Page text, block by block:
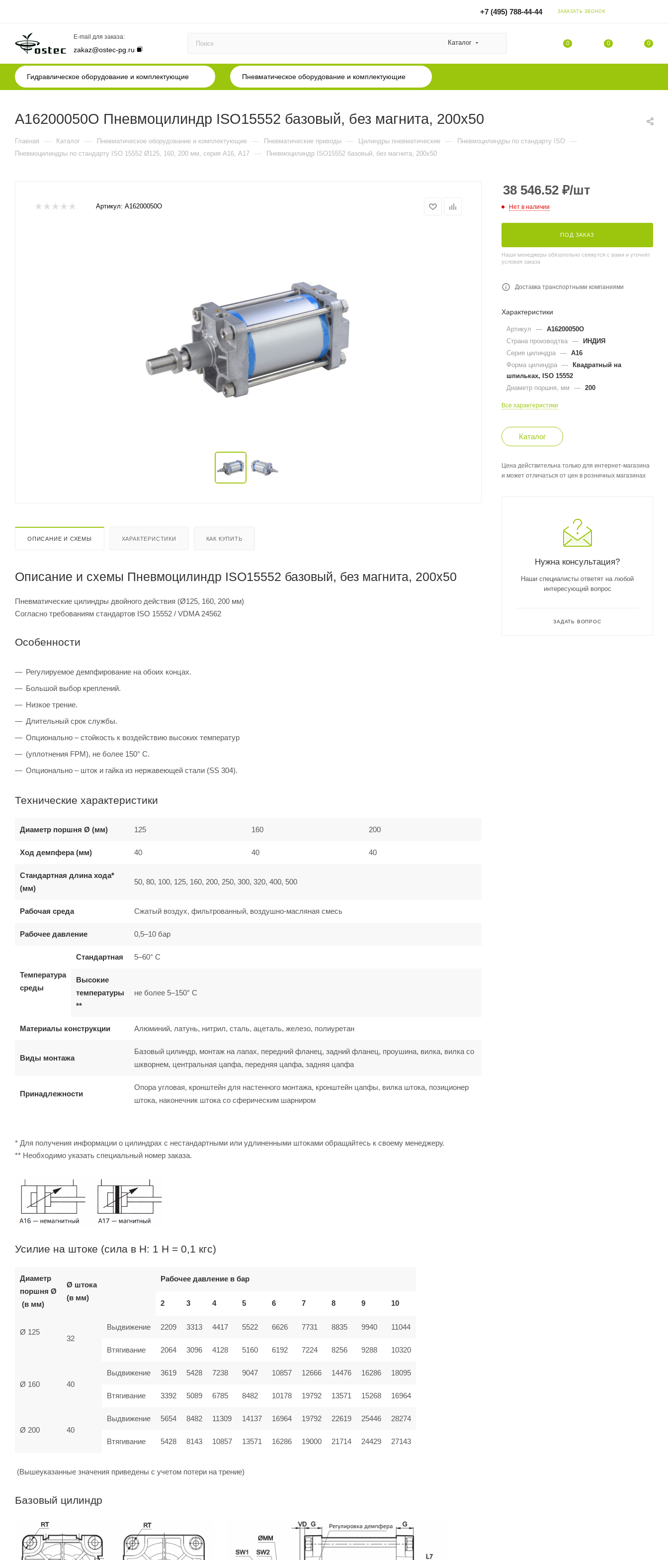
+7 (495) 788-44-44 ЗАКАЗАТЬ ЗВОНОК
E-mail для заказа:
zakaz@ostec-pg.ru
Каталог 0 0 0
Гидравлическое оборудование и комплектующие Пневматическое оборудование и комплектующие
A16200050O Пневмоцилиндр ISO15552 базовый, без магнита, 200x50
Главная — Каталог — Пневматическое оборудование и комплектующие — Пневматические приводы — Цилиндры пневматические — Пневмоцилиндры по стандарту ISO —
Пневмоцилиндры по стандарту ISO 15552 Ø125, 160, 200 мм, серия А16, А17 — Пневмоцилиндр ISO15552 базовый, без магнита, 200x50
Артикул: A16200050O
ОПИСАНИЕ И СХЕМЫ ХАРАКТЕРИСТИКИ КАК КУПИТЬ
Описание и схемы Пневмоцилиндр ISO15552 базовый, без магнита, 200x50
Пневматические цилиндры двойного действия (Ø125, 160, 200 мм)
Согласно требованиям стандартов ISO 15552 / VDMA 24562
Особенности
Регулируемое демпфирование на обоих концах.
Большой выбор креплений.
Низкое трение.
Длительный срок службы.
Опционально – стойкость к воздействию высоких температур
(уплотнения FPM), не более 150° C.
Опционально – шток и гайка из нержавеющей стали (SS 304).
Технические характеристики
Диаметр поршня Ø (мм) 125 160 200
Ход демпфера (мм) 40 40 40
Стандартная длина хода*
(мм)
50, 80, 100, 125, 160, 200, 250, 300, 320, 400, 500
Рабочая среда Сжатый воздух, фильтрованный, воздушно-масляная смесь
Рабочее давление 0,5–10 бар
Температура
среды
Стандартная 5–60° C
Высокие
температуры
**
не более 5–150° C
Материалы конструкции Алюминий, латунь, нитрил, сталь, ацеталь, железо, полиуретан
Виды монтажа
Базовый цилиндр, монтаж на лапах, передний фланец, задний фланец, проушина, вилка, вилка со
шкворнем, центральная цапфа, передняя цапфа, задняя цапфа
Принадлежности
Опора угловая, кронштейн для настенного монтажа, кронштейн цапфы, вилка штока, позиционер
штока, наконечник штока со сферическим шарниром
* Для получения информации о цилиндрах с нестандартными или удлиненными штоками обращайтесь к своему менеджеру.
** Необходимо указать специальный номер заказа.
Усилие на штоке (сила в Н: 1 Н = 0,1 кгс)
Диаметр
поршня Ø
(в мм)
Ø штока
(в мм)
Рабочее давление в бар
2 3 4 5 6 7 8 9 10
Ø 125
32
Выдвижение 2209 3313 4417 5522 6626 7731 8835 9940 11044
Втягивание 2064 3096 4128 5160 6192 7224 8256 9288 10320
Ø 160 40
Выдвижение 3619 5428 7238 9047 10857 12666 14476 16286 18095
Втягивание 3392 5089 6785 8482 10178 19792 13571 15268 16964
Ø 200 40
Выдвижение 5654 8482 11309 14137 16964 19792 22619 25446 28274
Втягивание 5428 8143 10857 13571 16286 19000 21714 24429 27143
(Вышеуказанные значения приведены с учетом потери на трение)
Базовый цилиндр
38 546.52 ₽/шт
Нет в наличии
ПОД ЗАКАЗ
Наши менеджеры обязательно свяжутся с вами и уточнят
условия заказа
Доставка транспортными компаниями
Характеристики
Артикул — A16200050O
Страна производтва — ИНДИЯ
Серия цилиндра — A16
Форма цилиндра — Квадратный на
шпильках, ISO 15552
Диаметр поршня, мм
— 200
Все характеристики
Каталог
Цена действительна только для интернет-магазина
и может отличаться от цен в розничных магазинах
Нужна консультация?
Наши специалисты ответят на любой
интересующий вопрос
ЗАДАТЬ ВОПРОС